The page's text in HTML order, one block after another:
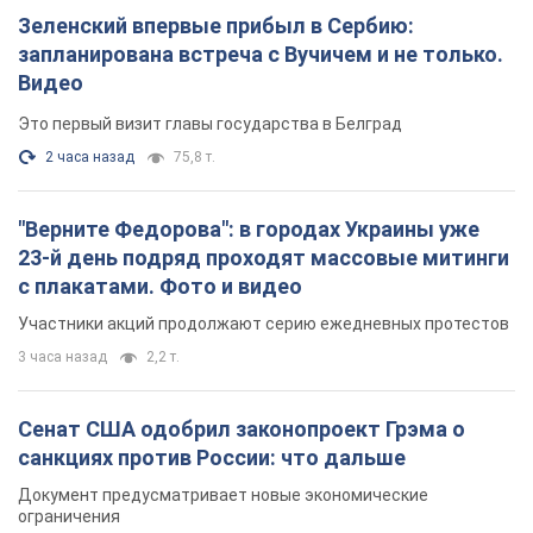
Зеленский впервые прибыл в Сербию:
запланирована встреча с Вучичем и не только.
Видео
Это первый визит главы государства в Белград
2 часа назад 75,8 т.
"Верните Федорова": в городах Украины уже
23-й день подряд проходят массовые митинги
с плакатами. Фото и видео
Участники акций продолжают серию ежедневных протестов
3 часа назад 2,2 т.
Сенат США одобрил законопроект Грэма о
санкциях против России: что дальше
Документ предусматривает новые экономические
ограничения